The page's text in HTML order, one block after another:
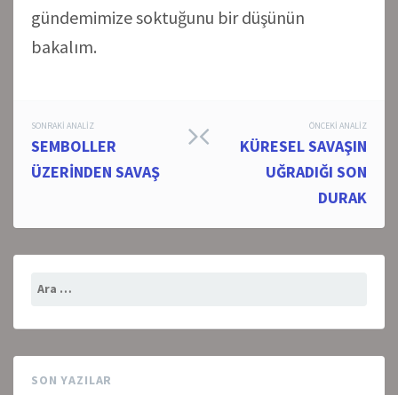
gündemimize soktuğunu bir düşünün
bakalım.
Post
navigation
ÖNCEKI ANALIZ
KÜRESEL SAVAŞIN
UĞRADIĞI SON
DURAK
SONRAKI ANALIZ
SEMBOLLER
ÜZERİNDEN SAVAŞ
SON YAZILAR